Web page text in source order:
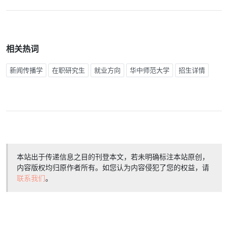
相关热词
新闻传播学 在职研究生 就业方向 华中师范大学 招生详情
本站出于传递信息之目的刊登本文，若未明确标注本站原创，
内容版权均归原作者所有。如您认为内容侵犯了您的权益，请
联系我们。